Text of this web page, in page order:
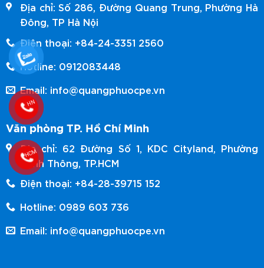
Địa chỉ: Số 286, Đường Quang Trung, Phường Hà
Đông, TP Hà Nội
Điện thoại: +84-24-3351 2560
Hotline: 0912083448
Email: info@quangphuocpe.vn
Văn phòng TP. Hồ Chí Minh
Địa chỉ: 62 Đường Số 1, KDC Cityland, Phường
Hạnh Thông, TP.HCM
Điện thoại: +84-28-39715 152
Hotline: 0989 603 736
Email: info@quangphuocpe.vn